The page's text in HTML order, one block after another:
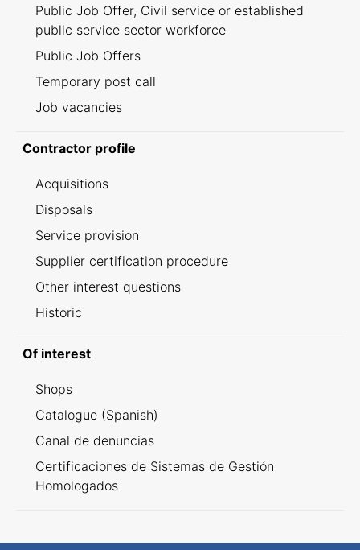
Public Job Offer, Civil service or established
public service sector workforce
Public Job Offers
Temporary post call
Job vacancies
Contractor profile
Acquisitions
Disposals
Service provision
Supplier certification procedure
Other interest questions
Historic
Of interest
Shops
Catalogue (Spanish)
Canal de denuncias
Certificaciones de Sistemas de Gestión
Homologados